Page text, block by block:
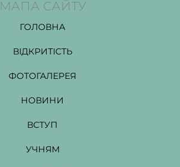
МАПА САЙТУ
ГОЛОВНА
ВІДКРИТІСТЬ
ФОТОГАЛЕРЕЯ
НОВИНИ
ВСТУП
УЧНЯМ